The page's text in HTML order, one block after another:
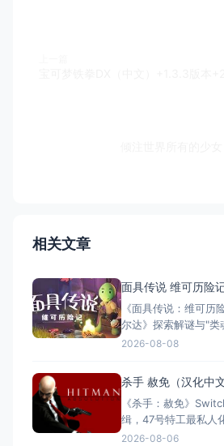
相关文章
面具传说 维可历险
《面具传说：维可历
尔达》探索解谜与"类
冒险游戏。玩家扮演
程，Switch版售价
测"多半好评"，好评
实的打击
2026-08-08
杀手 赦免（汉化中文
《杀手：赦免》
缉，47号特工最私人
型：动作冒险类（第
2026-08-06